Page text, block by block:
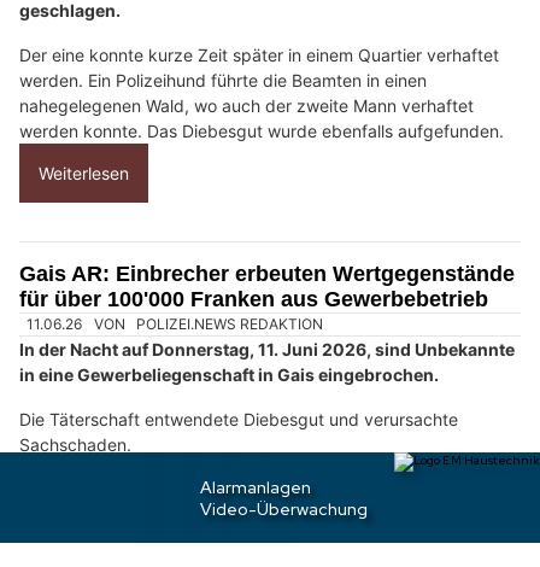
h
D
a
n
w
h
l
e
n
S
i
e
b
07.06.26 VON POLIZEI.NEWS REDAKTION
Gestern am frühen Abend wurden in Villars-sur-Glâne zwei
Einbrecher in flagranti überrascht und in die Flucht
geschlagen.
Der eine konnte kurze Zeit später in einem Quartier verhaftet
werden. Ein Polizeihund führte die Beamten in einen
nahegelegenen Wald, wo auch der zweite Mann verhaftet
werden konnte. Das Diebesgut wurde ebenfalls aufgefunden.